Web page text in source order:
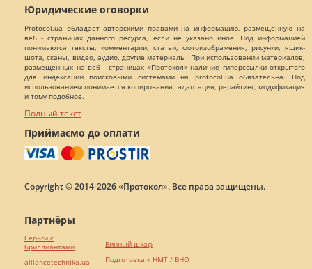
Юридические оговорки
Protocol.ua обладает авторскими правами на информацию, размещенную на
веб - страницах данного ресурса, если не указано иное. Под информацией
понимаются тексты, комментарии, статьи, фотоизображения, рисунки, ящик-
шота, сканы, видео, аудио, другие материалы. При использовании материалов,
размещенных на веб - страницах «Протокол» наличие гиперссылки открытого
для индексации поисковыми системами на protocol.ua обязательна. Под
использованием понимается копирования, адаптация, рерайтинг, модификация
и тому подобное.
Полный текст
Приймаємо до оплати
Copyright © 2014-2026 «Протокол». Все права защищены.
Партнёры
Серьги с
бриллиантами
alliancetechnika.ua
Винный шкаф
Подготовка к НМТ / ВНО